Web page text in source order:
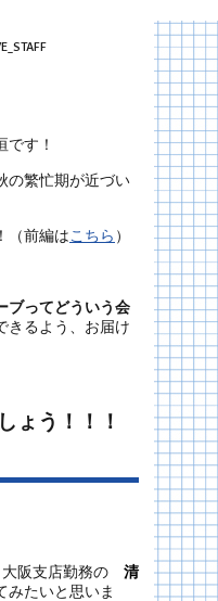
です！
の繁忙期が近づい
（前編はこちら ）
ブってどういう会
きるよう、お届け
ょう！！！
大阪支店勤務の 清
たいと思いま